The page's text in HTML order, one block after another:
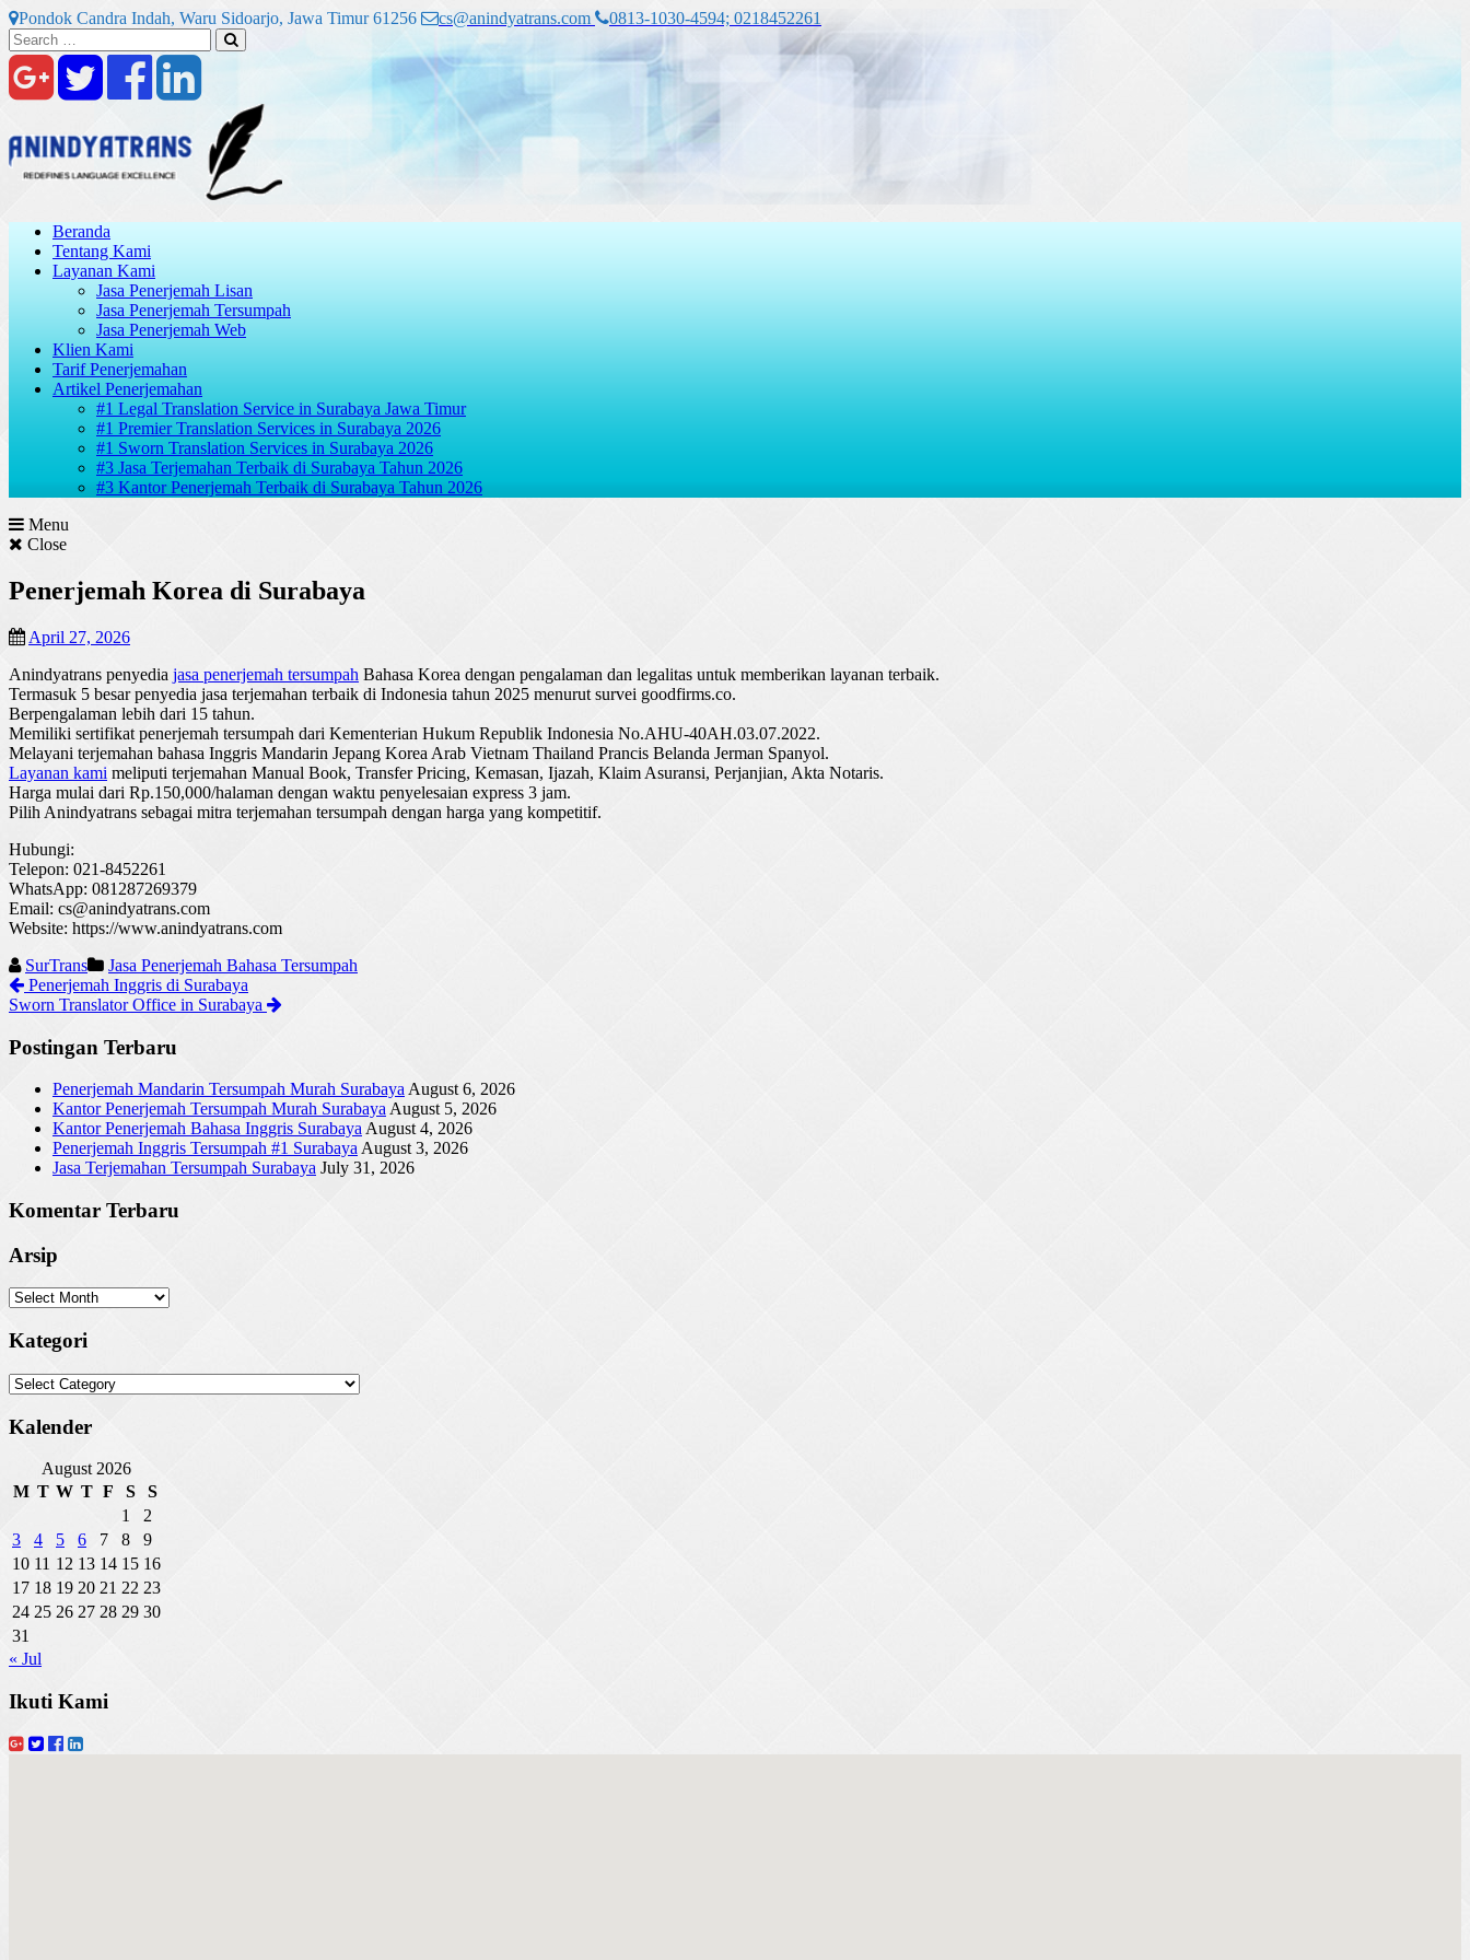
Skip
to
content
Pondok Candra Indah, Waru Sidoarjo, Jawa Timur 61256 cs@anindyatrans.com
0813-1030-4594; 0218452261
Search
for:
Beranda
Tentang Kami
Layanan Kami
Jasa Penerjemah Lisan
Jasa Penerjemah Tersumpah
Jasa Penerjemah Web
Klien Kami
Tarif Penerjemahan
Artikel Penerjemahan
#1 Legal Translation Service in Surabaya Jawa Timur
#1 Premier Translation Services in Surabaya 2026
#1 Sworn Translation Services in Surabaya 2026
#3 Jasa Terjemahan Terbaik di Surabaya Tahun 2026
#3 Kantor Penerjemah Terbaik di Surabaya Tahun 2026
Menu
Close
Penerjemah Korea di Surabaya
April 27, 2026
Anindyatrans penyedia jasa penerjemah tersumpah Bahasa Korea dengan pengalaman dan legalitas untuk memberikan layanan terbaik.
Termasuk 5 besar penyedia jasa terjemahan terbaik di Indonesia tahun 2025 menurut survei goodfirms.co.
Berpengalaman lebih dari 15 tahun.
Memiliki sertifikat penerjemah tersumpah dari Kementerian Hukum Republik Indonesia No.AHU-40AH.03.07.2022.
Melayani terjemahan bahasa Inggris Mandarin Jepang Korea Arab Vietnam Thailand Prancis Belanda Jerman Spanyol.
Layanan kami meliputi terjemahan Manual Book, Transfer Pricing, Kemasan, Ijazah, Klaim Asuransi, Perjanjian, Akta Notaris.
Harga mulai dari Rp.150,000/halaman dengan waktu penyelesaian express 3 jam.
Pilih Anindyatrans sebagai mitra terjemahan tersumpah dengan harga yang kompetitif.
Hubungi:
Telepon: 021-8452261
WhatsApp: 081287269379
Email: cs@anindyatrans.com
Website: https://www.anindyatrans.com
SurTrans
Jasa Penerjemah Bahasa Tersumpah
Penerjemah Inggris di Surabaya
Sworn Translator Office in Surabaya
Postingan Terbaru
Penerjemah Mandarin Tersumpah Murah Surabaya August 6, 2026
Kantor Penerjemah Tersumpah Murah Surabaya August 5, 2026
Kantor Penerjemah Bahasa Inggris Surabaya August 4, 2026
Penerjemah Inggris Tersumpah #1 Surabaya August 3, 2026
Jasa Terjemahan Tersumpah Surabaya July 31, 2026
Komentar Terbaru
Arsip
Arsip
Kategori
Kategori
Kalender
August 2026
M T W T F S
S
1
2
3
4 5 6 7 8
9
10 11 12 13 14 15 16
17 18 19 20 21 22 23
24 25 26 27 28 29 30
31
« Jul
Ikuti Kami